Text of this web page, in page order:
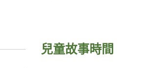
兒童故事時間